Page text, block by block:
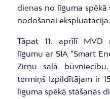
dienas no līguma spēkā
nodošanai ekspluatācijā.
Tāpat 11. aprīlī MVD
līgumu ar SIA “Smart
Zirņu salā
termiņš Izpildītājam ir
līguma spēkā stāšanās